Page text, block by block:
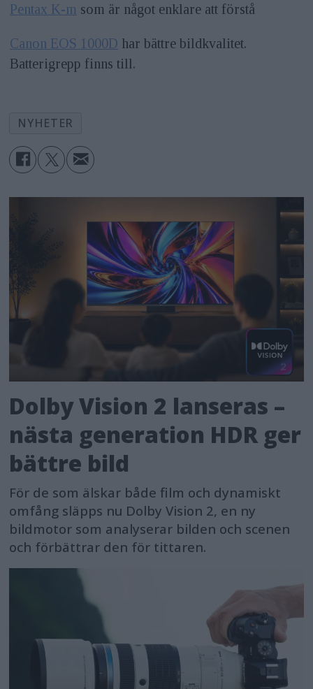
Pentax K-m som är något enklare att förstå
Canon EOS 1000D har bättre bildkvalitet.
Batterigrepp finns till.
NYHETER
Dolby Vision 2 lanseras –
nästa generation HDR ger
bättre bild
För de som älskar både film och dynamiskt
omfång släpps nu Dolby Vision 2, en ny
bildmotor som analyserar bilden och scenen
och förbättrar den för tittaren.